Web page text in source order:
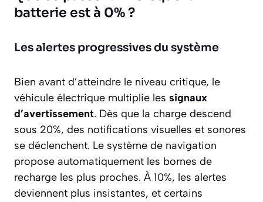
batterie est à 0% ?
Les alertes progressives du système
Bien avant d’atteindre le niveau critique, le
véhicule électrique multiplie les signaux
d’avertissement. Dès que la charge descend
sous 20%, des notifications visuelles et sonores
se déclenchent. Le système de navigation
propose automatiquement les bornes de
recharge les plus proches. À 10%, les alertes
deviennent plus insistantes, et certains